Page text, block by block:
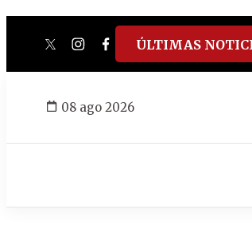
twitterinstagram
facebook
tiktokyoutube
spotify
ÚLTIMAS
08 ago 2026